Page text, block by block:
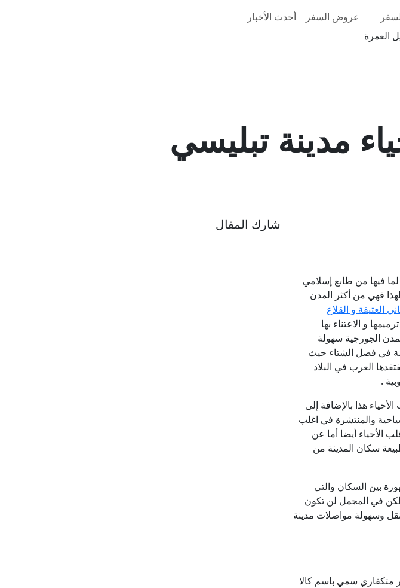
العمرة
عروض السفر أحدث الأخبار
مدينة تبليسي
فيها من طابع إسلامي
فهي من أكثر المدن
العتيقة و القلاع
و الاعتناء بها
الجورجية سهولة
في فصل الشتاء حيث
العرب في البلاد
.
هذا بالإضافة إلى
والمنتشرة في اغلب
الأحياء أيضا أما عن
سكان المدينة من
بين السكان والتي
ولكن في المجمل لن تكون
وسهولة مواصلات مدينة
نهر متكفاري سمي باسم كالا
شارك المقال